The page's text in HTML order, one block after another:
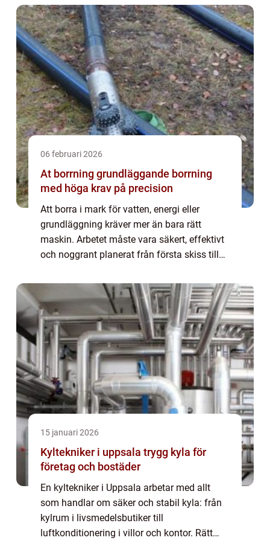
formkänsla. För den som vill ...
06 februari 2026
At borrning grundläggande borrning
med höga krav på precision
Att borra i mark för vatten, energi eller
grundläggning kräver mer än bara rätt
maskin. Arbetet måste vara säkert, effektivt
och noggrant planerat från första skiss till
avancerade borrningar i mark eller be...
15 januari 2026
Kyltekniker i uppsala trygg kyla för
företag och bostäder
En kyltekniker i Uppsala arbetar med allt
som handlar om säker och stabil kyla: från
kylrum i livsmedelsbutiker till
luftkonditionering i villor och kontor. Rätt